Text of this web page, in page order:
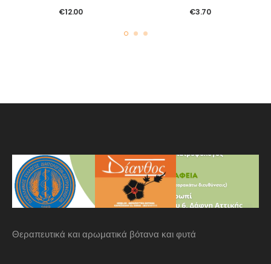
€12.00
€3.70
Θεραπευτικά και αρωματικά βότανα και φυτά